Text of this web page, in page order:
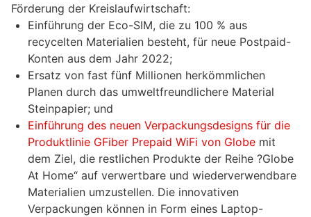
Förderung der Kreislaufwirtschaft:
Einführung der Eco-SIM, die zu 100 % aus
recycelten Materialien besteht, für neue Postpaid-
Konten aus dem Jahr 2022;
Ersatz von fast fünf Millionen herkömmlichen
Planen durch das umweltfreundlichere Material
Steinpapier; und
Einführung des neuen Verpackungsdesigns für die
Produktlinie GFiber Prepaid WiFi von Globe mit
dem Ziel, die restlichen Produkte der Reihe ?Globe
At Home“ auf verwertbare und wiederverwendbare
Materialien umzustellen. Die innovativen
Verpackungen können in Form eines Laptop-